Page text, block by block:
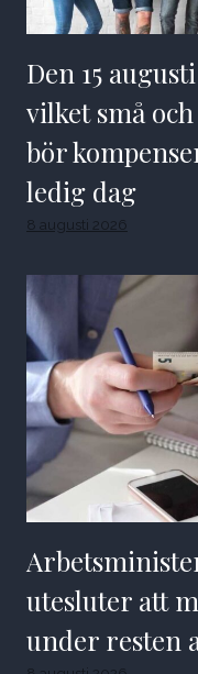
Den 15
vilket små
bör
ledig dag
8 augusti 2026
utesluter att
under resten